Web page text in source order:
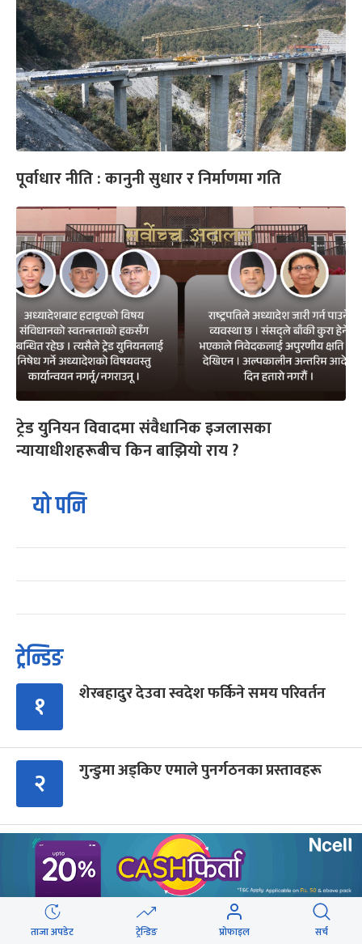
पूर्वाधार नीति : कानुनी सुधार र निर्माणमा गति
ट्रेड युनियन विवादमा संवैधानिक इजलासका
न्यायाधीशहरूबीच किन बाझियो राय ?
यो पनि
ट्रेन्डिङ
१ शेरबहादुर देउवा स्वदेश फर्किने समय परिवर्तन
२ गुन्डुमा अड्किए एमाले पुनर्गठनका प्रस्तावहरू
३ प्रज्ञाका तीन कुलपतिको शपथ (तस्वीरहरू)
बालेनलाई मनीष झाको जवाफ : महान जनादेश
ताजा अपडेट ट्रेन्डिङ प्रोफाइल सर्च